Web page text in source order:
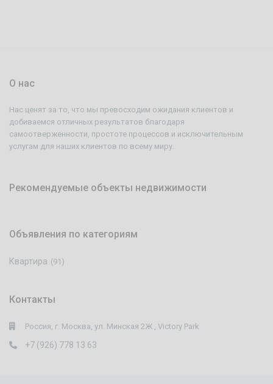
О нас
Нас ценят за то, что мы превосходим ожидания клиентов и
добиваемся отличных результатов благодаря
самоотверженности, простоте процессов и исключительным
услугам для наших клиентов по всему миру.
Рекомендуемые объекты недвижимости
Объявления по категориям
Квартира (91)
Контакты
Россия, г. Москва, ул. Минская 2Ж , Victory Park
+7 (926) 778 13 63